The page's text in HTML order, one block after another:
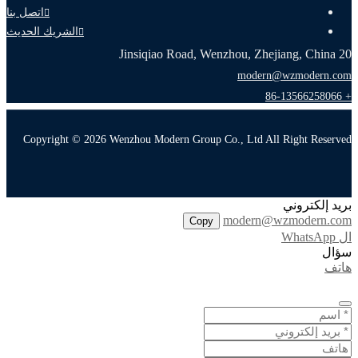
اتصل بنا
الشريك الحديث
20 Jinsiqiao Road, Wenzhou, Zhejiang, China
modern@wzmodern.com
+ 86-13566258066
Copyright © 2026 Wenzhou Modern Group Co., Ltd All Right Reserved
بريد إلكتروني
modern@wzmodern.com
Copy
ال WhatsApp
سؤال
هاتف